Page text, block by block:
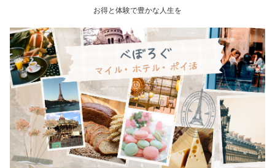
お得と体験で豊かな人生を